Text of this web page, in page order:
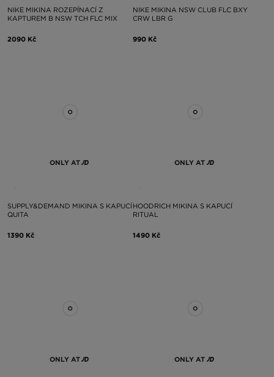
NIKE MIKINA ROZEPÍNACÍ Z
KAPTUREM B NSW TCH FLC MIX
2090 Kč
NIKE MIKINA NSW CLUB FLC BXY
CRW LBR G
990 Kč
ONLY AT
SUPPLY&DEMAND MIKINA S KAPUCÍ
QUITA
1390 Kč
ONLY AT
HOODRICH MIKINA S KAPUCÍ
RITUAL
1490 Kč
ONLY AT ONLY AT